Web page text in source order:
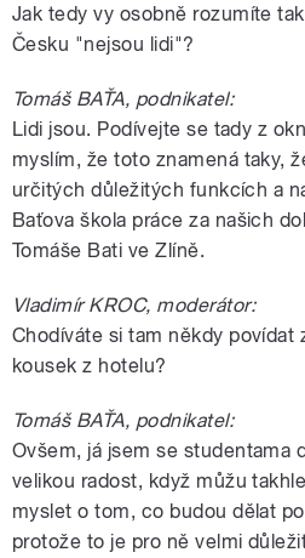
Jak tedy vy osobně rozumíte
Česku "nejsou lidi"?
Tomáš BAŤA, podnikatel:
Lidi jsou. Podívejte se tady z
myslím, že toto znamená taky,
určitých důležitých funkcích a
Baťova škola práce za našich
Tomáše Bati ve Zlíně.
Vladimír KROC, moderátor:
Chodíváte si tam někdy povídat
kousek z hotelu?
Tomáš BAŤA, podnikatel:
Ovšem, já jsem se studentama
velikou radost, když můžu
myslet o tom, co budou dělat
protože to je pro ně velmi